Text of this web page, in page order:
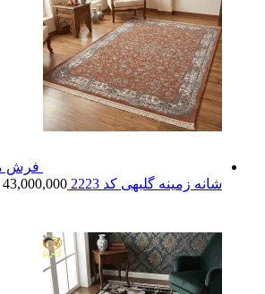
شانه زمینه گلبهی کد 2223
43,000,000